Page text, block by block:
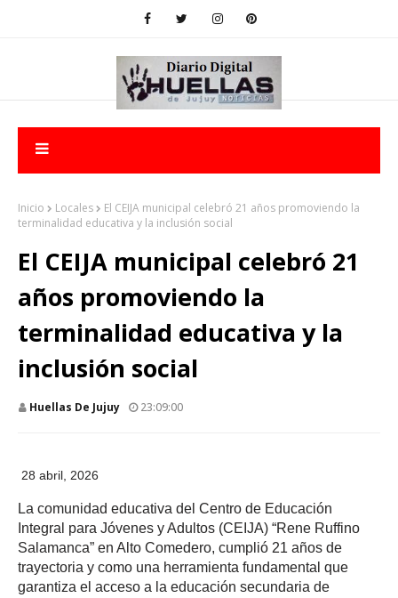
Inicio Locales
El CEIJA municipal celebró 21 años promoviendo la
terminalidad educativa y la inclusión social
El CEIJA municipal celebró 21
años promoviendo la
terminalidad educativa y la
inclusión social
Huellas De Jujuy 23:09:00
28 abril, 2026
La comunidad educativa del Centro de Educación
Integral para Jóvenes y Adultos (CEIJA) “Rene Ruffino
Salamanca” en Alto Comedero, cumplió 21 años de
trayectoria y como una herramienta fundamental que
garantiza el acceso a la educación secundaria de